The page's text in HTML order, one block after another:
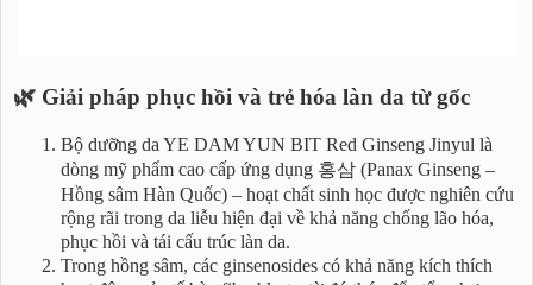
🌿 Giải pháp phục hồi và trẻ hóa làn da từ gốc
Bộ dưỡng da YE DAM YUN BIT Red Ginseng Jinyul là
dòng mỹ phẩm cao cấp ứng dụng 홍삼 (Panax Ginseng –
Hồng sâm Hàn Quốc) – hoạt chất sinh học được nghiên cứu
rộng rãi trong da liễu hiện đại về khả năng chống lão hóa,
phục hồi và tái cấu trúc làn da.
Trong hồng sâm, các ginsenosides có khả năng kích thích